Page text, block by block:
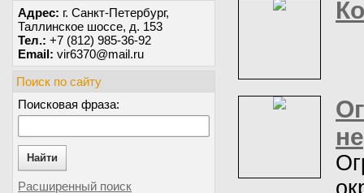
Адрес: г. Санкт-Петербург,
Таллинское шоссе, д. 153
Тел.: +7 (812) 985-36-92
Email: vir6370@mail.ru
Поиск по сайту
Поисковая фраза:
Найти
Расширенный поиск